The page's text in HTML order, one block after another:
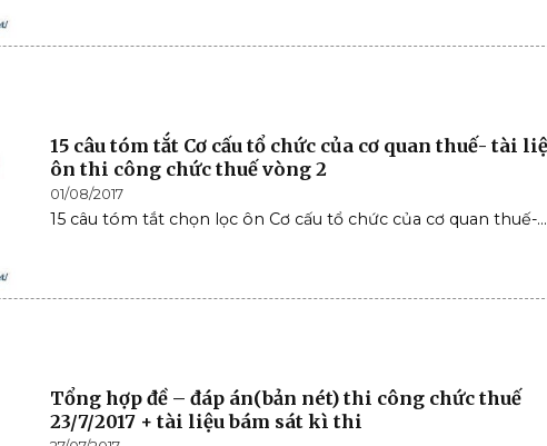
15 câu tóm tắt Cơ cấu tổ chức của cơ quan thuế- tài
ôn thi công chức thuế vòng 2
01/08/2017
15 câu tóm tắt chọn lọc ôn Cơ cấu tổ chức của cơ quan thuế-...
Tổng hợp đề – đáp án(bản nét) thi công chức thuế
23/7/2017 + tài liệu bám sát kì thi